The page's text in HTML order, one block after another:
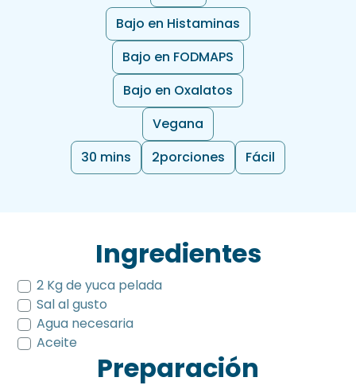
Bajo en Histaminas
Bajo en FODMAPS
Bajo en Oxalatos
Vegana
30 mins
2porciones Fácil
Ingredientes
2 Kg de yuca pelada
Sal al gusto
Agua necesaria
Aceite
Preparación